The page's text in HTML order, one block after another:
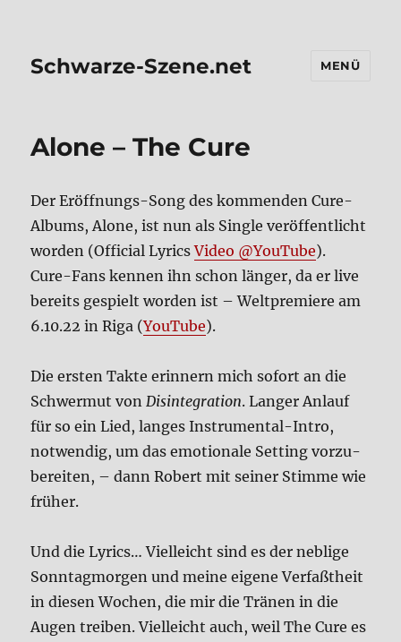
Schwarze-Szene.net MENÜ
Alo­ne – The Cure
Der Eröff­nungs-Song des kom­men­den Cure-
Albums, Alo­ne, ist nun als Sin­gle ver­öf­fent­licht
wor­den (Offi­ci­al LyricsVideo @YouTube).
Cure-Fans ken­nen ihn schon län­ger, da er live
bereits gespielt wor­den ist – Welt­pre­mie­re am
6.10.22 in Riga (You­Tube).
Die ersten Tak­te erin­nern mich sofort an die
Schwer­mut vonDis­in­te­gra­ti­on. Lan­ger Anlauf
für so ein Lied, lan­ges Instru­men­tal-Intro,
not­wen­dig, um das emo­tio­na­le Set­ting vor­zu­
be­rei­ten, – dann Robert mit sei­ner Stim­me wie
frü­her.
Und die Lyrics… Viel­leicht sind es der neb­li­ge
Sonn­tag­mor­gen und mei­ne eige­ne Ver­faßt­heit
in die­sen Wochen, die mir die Trä­nen in die
Augen trei­ben. Viel­leicht auch, weil The Cure es